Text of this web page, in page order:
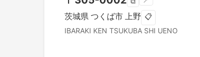
茨城県 つくば市 上野 📋
IBARAKI KEN TSUKUBA SHI UENO